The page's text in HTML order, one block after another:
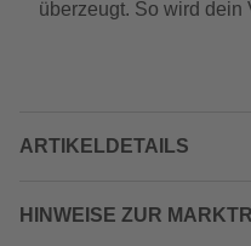
überzeugt. So wird dein
ARTIKELDETAILS
HINWEISE ZUR